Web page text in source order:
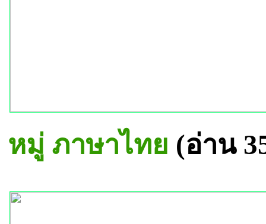
หมู่ ภาษาไทย (อ่าน